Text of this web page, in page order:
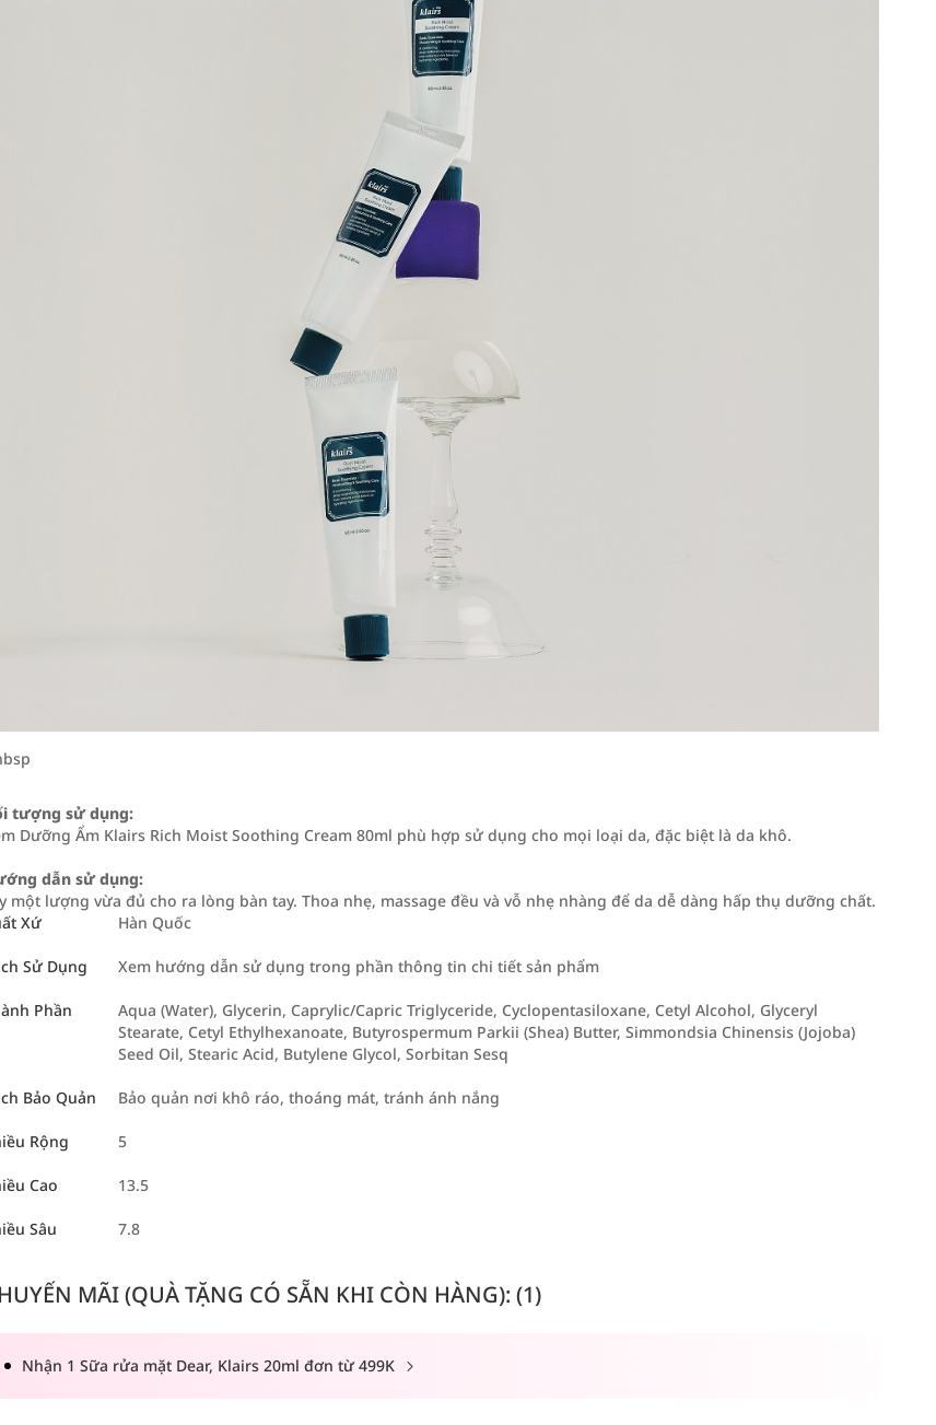
tượng sử dụng:
Dưỡng Ẩm Klairs Rich Moist Soothing Cream 80ml phù hợp sử dụng cho mọi loại da, đặc biệt là da khô.
dẫn sử dụng:
một lượng vừa đủ cho ra lòng bàn tay. Thoa nhẹ, massage đều và vỗ nhẹ nhàng để da dễ dàng hấp thụ dưỡng chất.
Xứ
Hàn Quốc
Sử Dụng Xem hướng dẫn sử dụng trong phần thông tin chi tiết sản phẩm
Phần
Aqua (Water), Glycerin, Caprylic/Capric Triglyceride, Cyclopentasiloxane, Cetyl Alcohol, Glyceryl
Stearate, Cetyl Ethylhexanoate, Butyrospermum Parkii (Shea) Butter, Simmondsia Chinensis (Jojoba)
Seed Oil, Stearic Acid, Butylene Glycol, Sorbitan Sesq
Bảo Quản Bảo quản nơi khô ráo, thoáng mát, tránh ánh nắng
Rộng 5
Cao 13.5
Sâu 7.8
MÃI (QUÀ TẶNG CÓ SẴN KHI CÒN HÀNG): (1)
Nhận 1 Sữa rửa mặt Dear, Klairs 20ml đơn từ 499K